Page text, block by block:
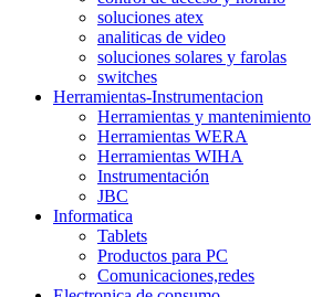
soluciones atex
analiticas de video
soluciones solares y farolas
switches
Herramientas-Instrumentacion
Herramientas y mantenimiento
Herramientas WERA
Herramientas WIHA
Instrumentación
JBC
Informatica
Tablets
Productos para PC
Comunicaciones,redes